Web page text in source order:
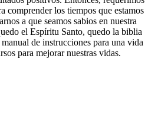
comprender los tiempos que estamos
a que seamos sabios en nuestra
el Espíritu Santo, quedo la biblia
de instrucciones para una vida
para mejorar nuestras vidas.